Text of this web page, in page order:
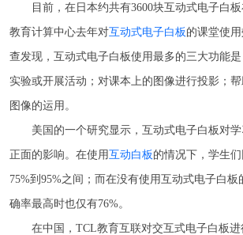
目前，在日本约共有3600块互动式电子白板
教育计算中心去年对互动式电子白板 的课堂使
查发现，互动式电子白板使用最多的三大功能
实验或开展活动；对课本上的图像进行投影；
图像的运用。
美国的一个研究显示，互动式电子白板对学
正面的影响。在使用互动白板 的情况下，学生
75%到95%之间；而在没有使用互动式电子白板
确率最高时也仅有76%。
在中国，TCL教育互联对交互式电子白板进